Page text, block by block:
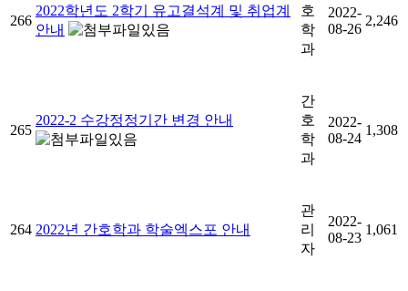
266
2022학년도 2학기 유고결석계 및 취업계
안내
호
학
과
2022-
08-26
2,246
265
2022-2 수강정정기간 변경 안내
간
호
학
과
2022-
08-24
1,308
264 2022년 간호학과 학술엑스포 안내
관
리
자
2022-
08-23
1,061